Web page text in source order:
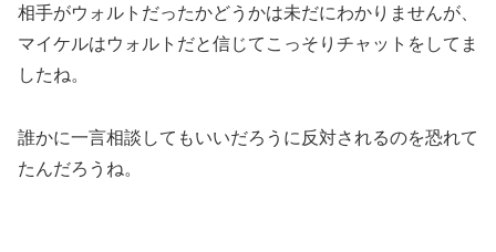
相手がウォルトだったかどうかは未だにわかりませんが、
マイケルはウォルトだと信じてこっそりチャットをしてま
したね。
誰かに一言相談してもいいだろうに反対されるのを恐れて
たんだろうね。